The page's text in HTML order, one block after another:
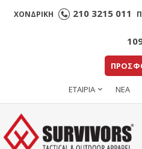
ΧΟΝΔΡΙΚΗ 210 3215 011
ΕΤΑΙΡΙΑ ΝΕΑ